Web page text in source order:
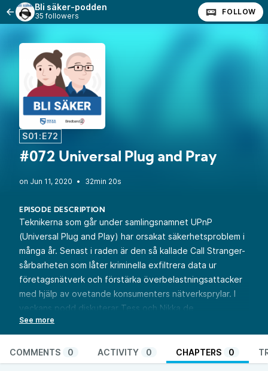
Bli säker-podden
35 followers FOLLOW
S01:E72
#072 Universal Plug and Pray
• 32min 20s
EPISODE DESCRIPTION
Teknikerna som går under samlingsnamnet UPnP
(Universal Plug and Play) har orsakat säkerhetsproblem i
många år. Senast i raden är den så kallade Call Stranger-
sårbarheten som låter kriminella exfiltrera data ur
företagsnätverk och förstärka överbelastningsattacker
med hjälp av ovetande konsumenters nätverksprylar. I
veckans podd diskuterar Tess och Nikka de
återkommande problemen med UPnP och vilka åtgärder
som bör vidtas.
Se fullständiga shownotes på
https://go.nikkasystems.com/podd072.
COMMENTS 0 ACTIVITY 0 CHAPTERS 0